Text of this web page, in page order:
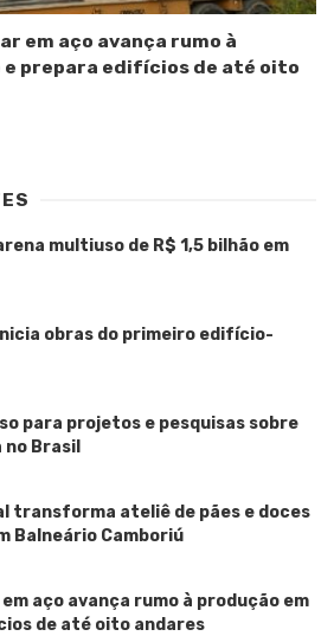
em aço avança rumo à
e prepara edifícios de até oito
multiuso de R$ 1,5 bilhão em
obras do primeiro edifício-
para projetos e pesquisas sobre
Brasil
transforma ateliê de pães e doces
Balneário Camboriú
aço avança rumo à produção em
de até oito andares